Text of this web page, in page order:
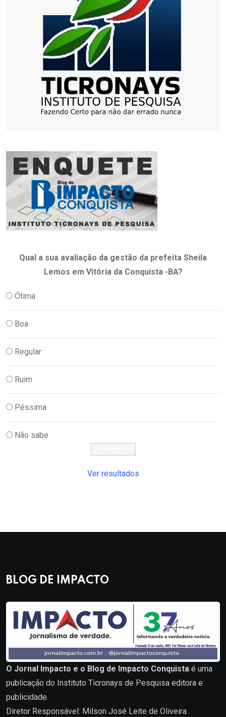
Qual a sua avaliação da gestão da prefeita Sheila
Lemos em Vitória da Conquista -BA?
Ótima
Boa
Regular
Ruim
Péssima
Não sabe
Ver resultados
BLOG DE IMPACTO
O Jornal Impacto e o Blog de Impacto Conquista é uma
publicação do Instituto Ticronays de Pesquisa editora e
publicidade.
Diretor Responsável: Milson José Leite de Oliveira